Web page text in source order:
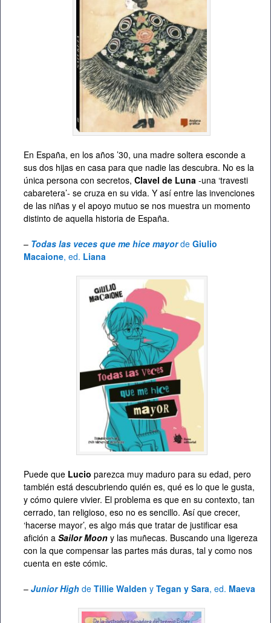
En España, en los años ’30, una madre soltera esconde a
sus dos hijas en casa para que nadie las descubra. No es la
única persona con secretos, Clavel de Luna -una ‘travesti
cabaretera’- se cruza en su vida. Y así entre las invenciones
de las niñas y el apoyo mutuo se nos muestra un momento
distinto de aquella historia de España.
– Todas las veces que me hice mayorde Giulio
Macaione, ed. Liana
Puede que Lucio parezca muy maduro para su edad, pero
también está descubriendo quién es, qué es lo que le gusta,
y cómo quiere vivier. El problema es que en su contexto, tan
cerrado, tan religioso, eso no es sencillo. Así que crecer,
‘hacerse mayor’, es algo más que tratar de justificar esa
afición a Sailor Moon y las muñecas. Buscando una ligereza
con la que compensar las partes más duras, tal y como nos
cuenta en este cómic.
– Junior High de Tillie Walden y Tegan y Sara, ed. Maeva